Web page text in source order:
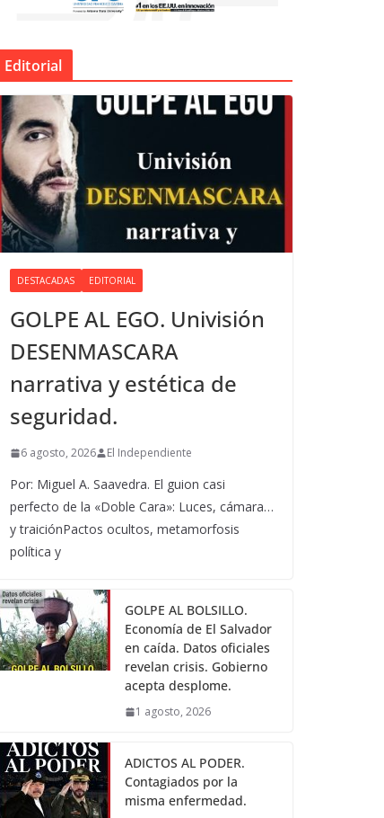
Editorial
DESTACADAS EDITORIAL
GOLPE AL EGO. Univisión
DESENMASCARA
narrativa y estética de
seguridad.
6 agosto, 2026 El Independiente
Por: Miguel A. Saavedra. El guion casi
perfecto de la «Doble Cara»: Luces, cámara…
y traiciónPactos ocultos, metamorfosis
política y
GOLPE AL BOLSILLO.
Economía de El Salvador
en caída. Datos oficiales
revelan crisis. Gobierno
acepta desplome.
1 agosto, 2026
ADICTOS AL PODER.
Contagiados por la
misma enfermedad.